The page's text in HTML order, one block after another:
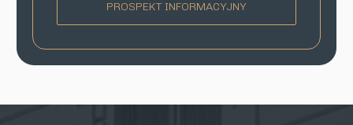
PROSPEKT INFORMACYJNY